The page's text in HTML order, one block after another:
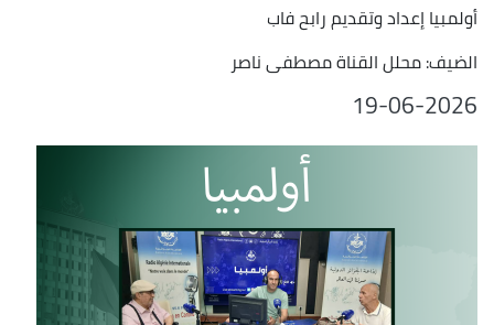
أولمبيا إعداد وتقديم رابح فاب
الضيف: محلل القناة مصطفى ناصر
19-06-2026